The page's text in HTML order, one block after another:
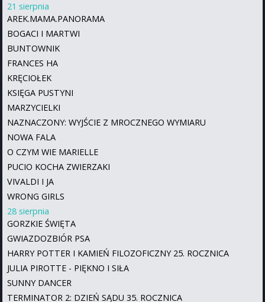
21 sierpnia
AREK.MAMA.PANORAMA
BOGACI I MARTWI
BUNTOWNIK
FRANCES HA
KRĘCIOŁEK
KSIĘGA PUSTYNI
MARZYCIELKI
NAZNACZONY: WYJŚCIE Z MROCZNEGO WYMIARU
NOWA FALA
O CZYM WIE MARIELLE
PUCIO KOCHA ZWIERZAKI
VIVALDI I JA
WRONG GIRLS
28 sierpnia
GORZKIE ŚWIĘTA
GWIAZDOZBIÓR PSA
HARRY POTTER I KAMIEŃ FILOZOFICZNY 25. ROCZNICA
JULIA PIROTTE - PIĘKNO I SIŁA
SUNNY DANCER
TERMINATOR 2: DZIEŃ SĄDU 35. ROCZNICA